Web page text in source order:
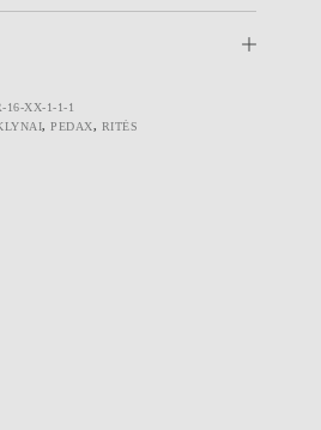
16-XX-1-1-1
, PEDAX, RITĖS